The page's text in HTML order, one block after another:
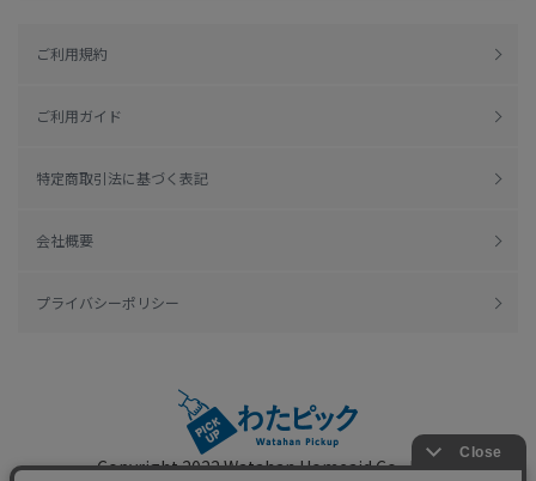
ご利用規約
ご利用ガイド
特定商取引法に基づく表記
会社概要
プライバシーポリシー
Copyright 2022Watahan Homeaid Co., Ltd.